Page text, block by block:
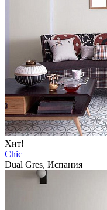
Хит!
Chic
Dual Gres, Испания